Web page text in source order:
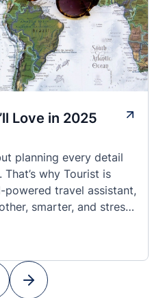
Love in 2025
planning every detail
why Tourist is
travel assistant,
smarter, and stress-
Tourist App Unique?
Tourist combines
becomes as